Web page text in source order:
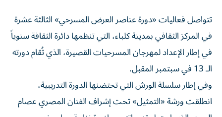
في المركز الثقافي بمدينة كلباء، التي تنظمها دائرة الثقافة سنوياً
في إطار الإعداد لمهرجان المسرحيات القصيرة، الذي تُقام دورته
الـ 13 في سبتمبر المقبل.
وفي إطار سلسلة الورش التي تحتضنها الدورة التدريبية،
انطلقت ورشة «التمثيل» تحت إشراف الفنان المصري عصام
السيد، الذي استهل تدريباته بمحاضرة نظرية حول مفهوم